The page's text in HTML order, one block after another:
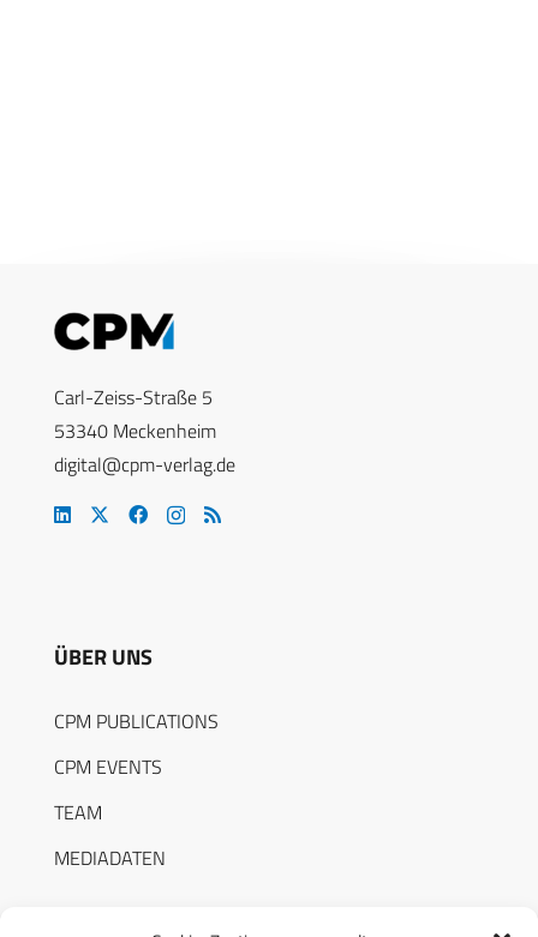
Carl-Zeiss-Straße 5
53340 Meckenheim
digital@cpm-verlag.de
ÜBER UNS
CPM PUBLICATIONS
CPM EVENTS
TEAM
MEDIADATEN